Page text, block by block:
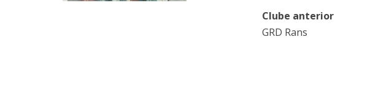
Clube anterior
GRD Rans